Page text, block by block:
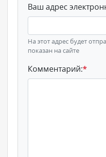
Ваш адрес
На этот адрес будет
показан на сайте
Комментарий:*